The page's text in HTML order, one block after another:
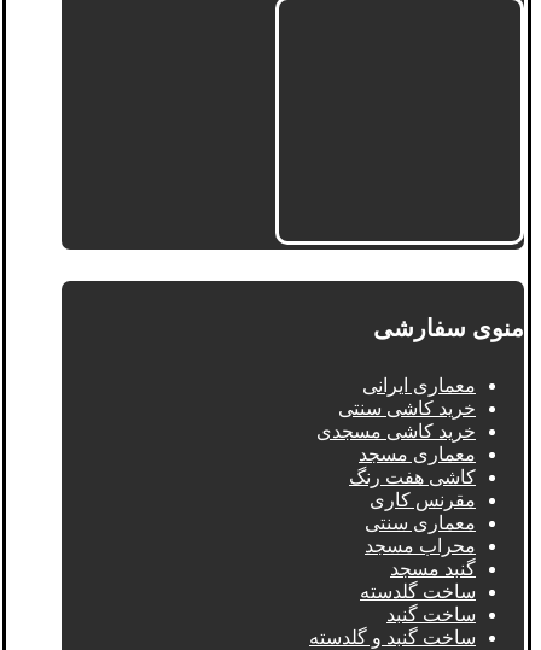
منوی سفارشی
معماری ایرانی
خرید کاشی سنتی
خرید کاشی مسجدی
معماری مسجد
کاشی هفت رنگ
مقرنس کاری
معماری سنتی
محراب مسجد
گنبد مسجد
ساخت گلدسته
ساخت گنبد
ساخت گنبد و گلدسته